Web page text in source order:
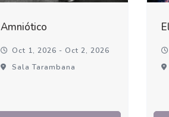
Amniótico
Oct 1, 2026 - Oct 2, 2026
Sala Tarambana